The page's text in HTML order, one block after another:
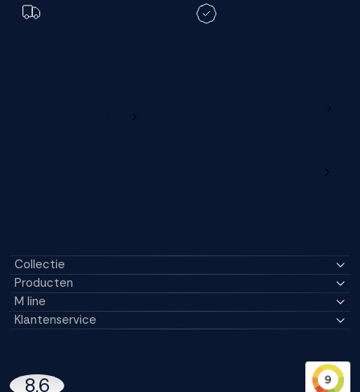
Collectie
Producten
M line
Klantenservice
8,6